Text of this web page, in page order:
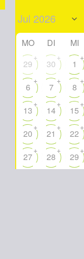
MO DI MI
29
+
30
+
1
+
6
+
7
+
8
+
13
+
14
+
15
+
20
+
21
+
22
+
27
+
28
+
29
+